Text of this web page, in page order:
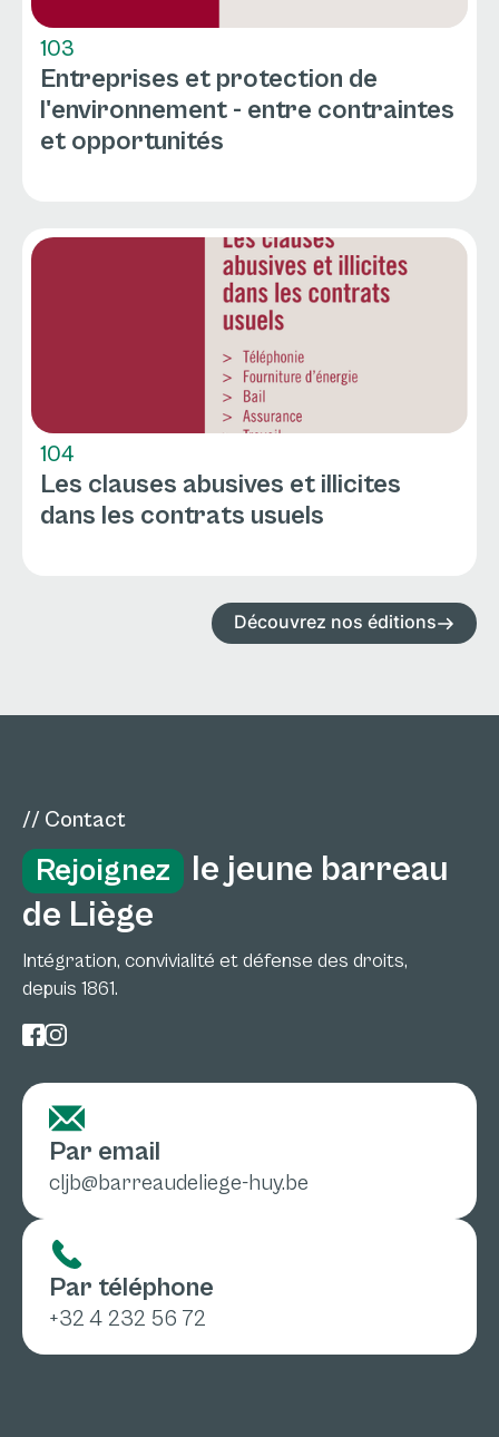
103
Entreprises et protection de
l'environnement - entre contraintes
et opportunités
104
Les clauses abusives et illicites
dans les contrats usuels
Découvrez nos éditions
// Contact
Rejoignez
le jeune barreau
de Liège
Intégration, convivialité et défense des droits,
depuis 1861.
Par email
cljb@barreaudeliege-huy.be
Par téléphone
+32 4 232 56 72